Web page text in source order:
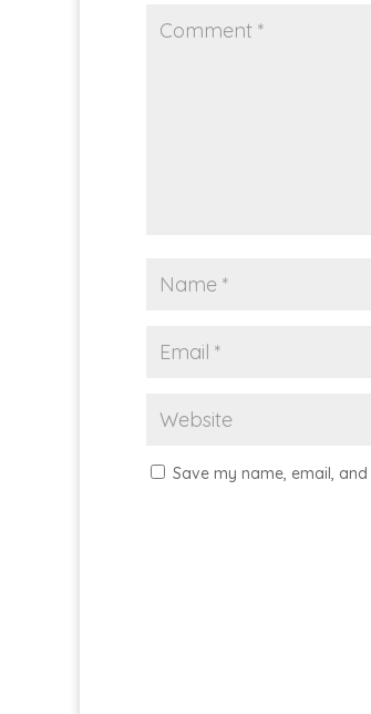
Save my name, email,